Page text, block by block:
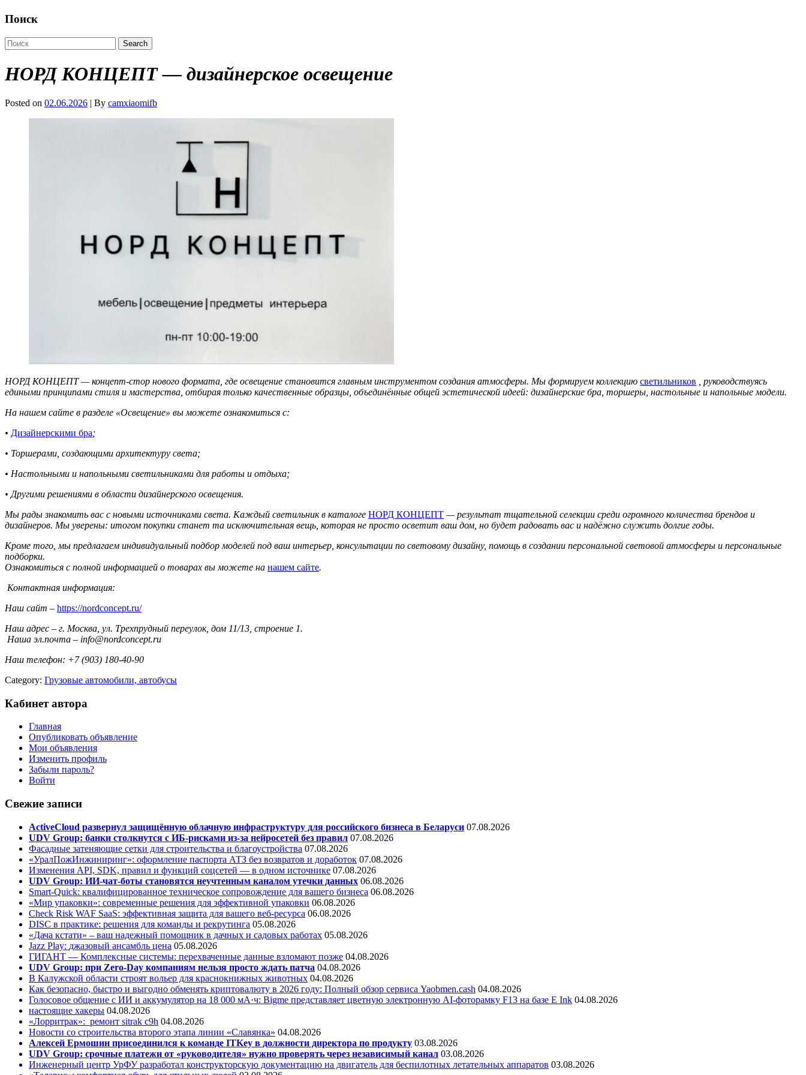
Поиск
НОРД КОНЦЕПТ — дизайнерское освещение
Posted on 02.06.2026 | By camxiaomifb
НОРД КОНЦЕПТ — концепт-стор нового формата, где освещение становится главным инструментом создания атмосферы. Мы формируем коллекцию светильников , руководствуясь
едиными принципами стиля и мастерства, отбирая только качественные образцы, объединённые общей эстетической идеей: дизайнерские бра, торшеры, настольные и напольные модели.
На нашем сайте в разделе «Освещение» вы можете ознакомиться с:
• Дизайнерскими бра;
• Торшерами, создающими архитектуру света;
• Настольными и напольными светильниками для работы и отдыха;
• Другими решениями в области дизайнерского освещения.
Мы рады знакомить вас с новыми источниками света. Каждый светильник в каталоге НОРД КОНЦЕПТ — результат тщательной селекции среди огромного количества брендов и
дизайнеров. Мы уверены: итогом покупки станет та исключительная вещь, которая не просто осветит ваш дом, но будет радовать вас и надёжно служить долгие годы.
Кроме того, мы предлагаем индивидуальный подбор моделей под ваш интерьер, консультации по световому дизайну, помощь в создании персональной световой атмосферы и персональные
подборки.
Ознакомиться с полной информацией о товарах вы можете на нашем сайте.
Контактная информация:
Наш сайт – https://nordconcept.ru/
Наш адрес – г. Москва, ул. Трехпрудный переулок, дом 11/13, строение 1.
Наша эл.почта – info@nordconcept.ru
Наш телефон: +7 (903) 180-40-90
Category: Грузовые автомобили, автобусы
Кабинет автора
Главная
Опубликовать объявление
Мои объявления
Изменить профиль
Забыли пароль?
Войти
Свежие записи
ActiveCloud развернул защищённую облачную инфраструктуру для российского бизнеса в Беларуси 07.08.2026
UDV Group: банки столкнутся с ИБ-рисками из-за нейросетей без правил 07.08.2026
Фасадные затеняющие сетки для строительства и благоустройства 07.08.2026
«УралПожИнжиниринг»: оформление паспорта АТЗ без возвратов и доработок 07.08.2026
Изменения API, SDK, правил и функций соцсетей — в одном источнике 07.08.2026
UDV Group: ИИ-чат-боты становятся неучтенным каналом утечки данных 06.08.2026
Smart-Quick: квалифицированное техническое сопровождение для вашего бизнеса 06.08.2026
«Мир упаковки»: современные решения для эффективной упаковки 06.08.2026
Check Risk WAF SaaS: эффективная защита для вашего веб-ресурса 06.08.2026
DISC в практике: решения для команды и рекрутинга 05.08.2026
«Дача кстати» – ваш надежный помощник в дачных и садовых работах 05.08.2026
Jazz Play: джазовый ансамбль цена 05.08.2026
ГИГАНТ — Комплексные системы: перехваченные данные взломают позже 04.08.2026
UDV Group: при Zero-Day компаниям нельзя просто ждать патча 04.08.2026
В Калужской области строят вольер для краснокнижных животных 04.08.2026
Как безопасно, быстро и выгодно обменять криптовалюту в 2026 году: Полный обзор сервиса Yaobmen.cash 04.08.2026
Голосовое общение с ИИ и аккумулятор на 18 000 мА·ч: Bigme представляет цветную электронную AI-фоторамку F13 на базе E Ink 04.08.2026
настоящие хакеры 04.08.2026
«Лорритрак»: ремонт sitrak c9h 04.08.2026
Новости со строительства второго этапа линии «Славянка» 04.08.2026
Алексей Ермошин присоединился к команде ITKey в должности директора по продукту 03.08.2026
UDV Group: срочные платежи от «руководителя» нужно проверять через независимый канал 03.08.2026
Инженерный центр УрФУ разработал конструкторскую документацию на двигатель для беспилотных летательных аппаратов 03.08.2026